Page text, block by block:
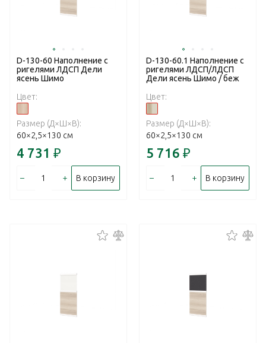
D-130-60 Наполнение с
ригелями ЛДСП Дели
ясень Шимо
Цвет:
Размер (Д×Ш×В):
60×2,5×130 см
4 731 ₽
– + В корзину
D-130-60.1 Наполнение с
ригелями ЛДСП/ЛДСП
Дели ясень Шимо / беж
Цвет:
Размер (Д×Ш×В):
60×2,5×130 см
5 716 ₽
– + В корзину